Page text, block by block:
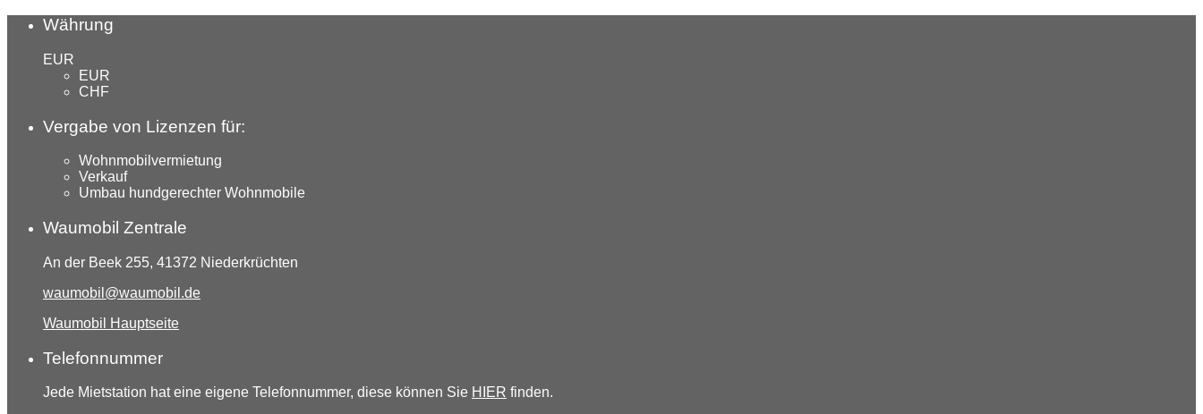
Währung
EUR
EUR
CHF
Vergabe von Lizenzen für:
Wohnmobilvermietung
Verkauf
Umbau hundgerechter Wohnmobile
Waumobil Zentrale
An der Beek 255, 41372 Niederkrüchten
waumobil@waumobil.de
Waumobil Hauptseite
Telefonnummer
Jede Mietstation hat eine eigene Telefonnummer, diese können Sie HIER finden.